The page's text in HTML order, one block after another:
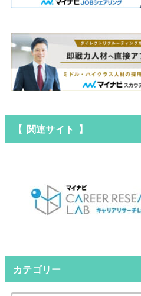
【 関連サイト 】
カテゴリー